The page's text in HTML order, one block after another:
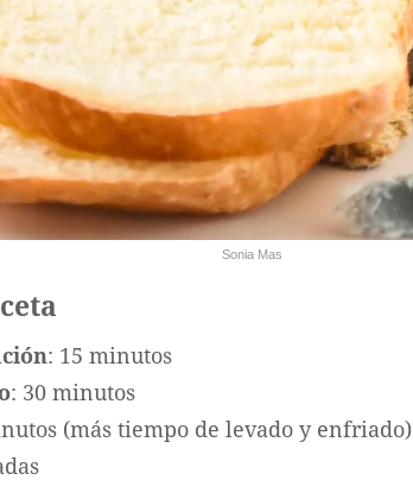
Sonia Mas
: 15 minutos
: 30 minutos
(más tiempo de levado y enfriado)